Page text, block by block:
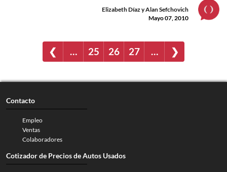
Elizabeth Díaz y Alan Sefchovich
Mayo 07, 2010
❮ … 25 26 27 … ❯
Contacto
Empleo
Ventas
Colaboradores
Cotizador de Precios de Autos Usados